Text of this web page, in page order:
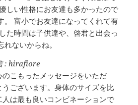
しい性格にお友達も多かったので
。 富小でお友達になってくれて有
た時間は子供達や、啓君と出会っ
ないからね。
: hirafiore
のこもったメッセージをいただ
うございます。身体のサイズを比
人は最も良いコンビネーションで
を
切
り
替